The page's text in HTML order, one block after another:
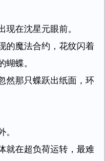
现在沈星元眼前。
的魔法合约，花纹闪着
蝴蝶。
然那只蝶跃出纸面，环
。
就在超负荷运转，最难